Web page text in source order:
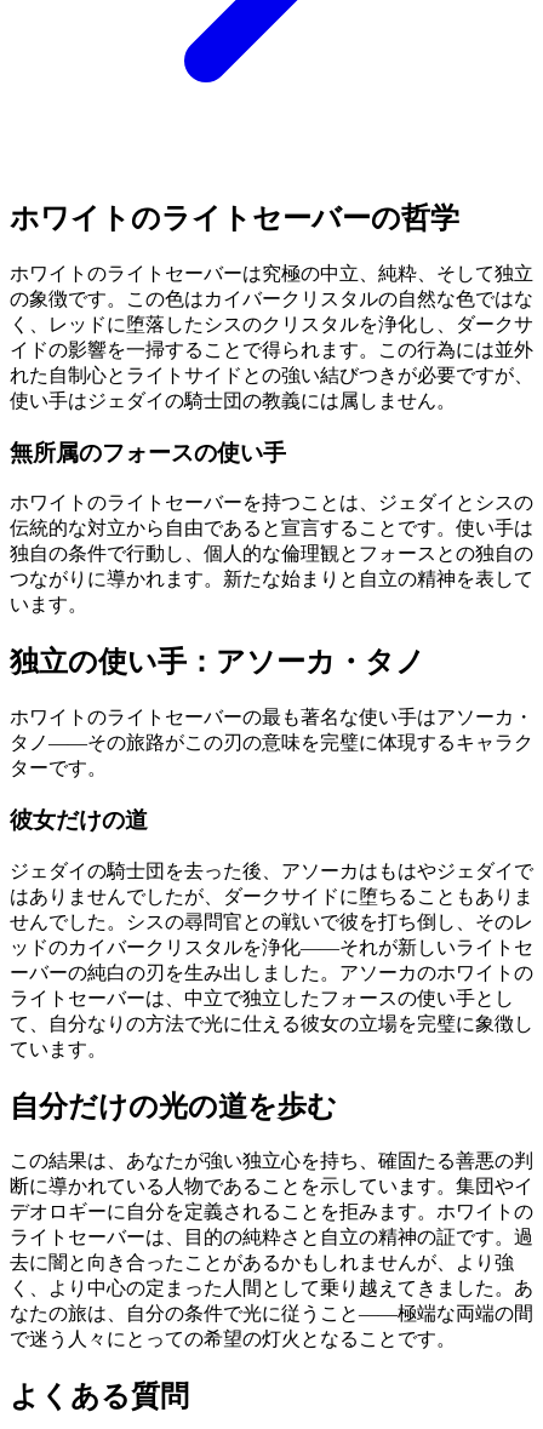
ホワイトのライトセーバーの哲学
ホワイトのライトセーバーは究極の中立、純粋、そして独立
の象徴です。この色はカイバークリスタルの自然な色ではな
く、レッドに堕落したシスのクリスタルを浄化し、ダークサ
イドの影響を一掃することで得られます。この行為には並外
れた自制心とライトサイドとの強い結びつきが必要ですが、
使い手はジェダイの騎士団の教義には属しません。
無所属のフォースの使い手
ホワイトのライトセーバーを持つことは、ジェダイとシスの
伝統的な対立から自由であると宣言することです。使い手は
独自の条件で行動し、個人的な倫理観とフォースとの独自の
つながりに導かれます。新たな始まりと自立の精神を表して
います。
独立の使い手：アソーカ・タノ
ホワイトのライトセーバーの最も著名な使い手はアソーカ・
タノ——その旅路がこの刃の意味を完璧に体現するキャラク
ターです。
彼女だけの道
ジェダイの騎士団を去った後、アソーカはもはやジェダイで
はありませんでしたが、ダークサイドに堕ちることもありま
せんでした。シスの尋問官との戦いで彼を打ち倒し、そのレ
ッドのカイバークリスタルを浄化——それが新しいライトセ
ーバーの純白の刃を生み出しました。アソーカのホワイトの
ライトセーバーは、中立で独立したフォースの使い手とし
て、自分なりの方法で光に仕える彼女の立場を完璧に象徴し
ています。
自分だけの光の道を歩む
この結果は、あなたが強い独立心を持ち、確固たる善悪の判
断に導かれている人物であることを示しています。集団やイ
デオロギーに自分を定義されることを拒みます。ホワイトの
ライトセーバーは、目的の純粋さと自立の精神の証です。過
去に闇と向き合ったことがあるかもしれませんが、より強
く、より中心の定まった人間として乗り越えてきました。あ
なたの旅は、自分の条件で光に従うこと——極端な両端の間
で迷う人々にとっての希望の灯火となることです。
よくある質問